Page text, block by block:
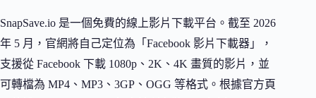
SnapSave.io 是一個免費的線上影片下載平台。截至 2026
年 5 月，官網將自己定位為「Facebook 影片下載器」，
支援從 Facebook 下載 1080p、2K、4K 畫質的影片，並
可轉檔為 MP4、MP3、3GP、OGG 等格式。根據官方頁